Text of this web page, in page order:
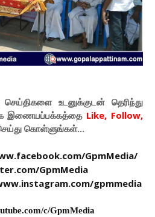
உடனுக்குடன் தெரிந்து
இணையப்பக்கத்தை Like, Follow,
கொள்ளுங்கள்...
GpmMedia/
GpmMedia
gpmmedia
c/GpmMedia